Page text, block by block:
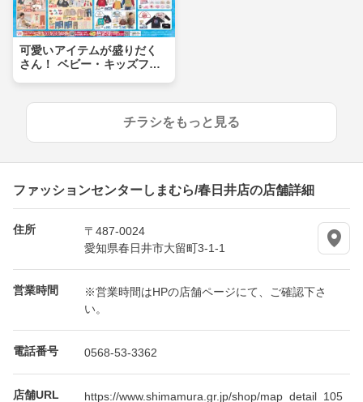
可愛いアイテムが盛りだく
さん！ ベビー・キッズフェ
チラシをもっと見る
ファッションセンターしまむら/春日井店の店舗詳細
住所
〒487-0024
愛知県春日井市大留町3-1-1
営業時間
※営業時間はHPの店舗ページにて、ご確認下さ
い。
電話番号 0568-53-3362
店舗URL
https://www.shimamura.gr.jp/shop/map_detail_105